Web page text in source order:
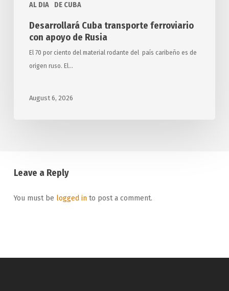
AL DIA DE CUBA
Desarrollará Cuba transporte ferroviario
con apoyo de Rusia
El 70 por ciento del material rodante del país caribeño es de
origen ruso. El…
August 6, 2026
Leave a Reply
You must be logged into post a comment.